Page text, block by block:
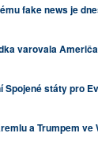
fake news je
varovala
Spojené státy pro
a Trumpem ve